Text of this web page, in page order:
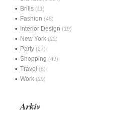
Brills (11)
Fashion (48)
Interior Design (19)
New York (22)
Party (27)
Shopping (49)
Travel (6)
Work (29)
Arkiv